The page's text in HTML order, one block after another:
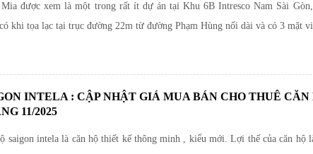
Mia được xem là một trong rất ít dự án tại Khu 6B Intresco Nam Sài
khi tọa lạc tại trục đường 22m từ đường Phạm Hùng nối dài và có 3 mặt
INTELA : CẬP NHẬT GIÁ MUA BÁN CHO THUÊ CĂN
11/2025
saigon intela là căn hộ thiết kế thông minh , kiểu mới. Lợi thế của căn hộ